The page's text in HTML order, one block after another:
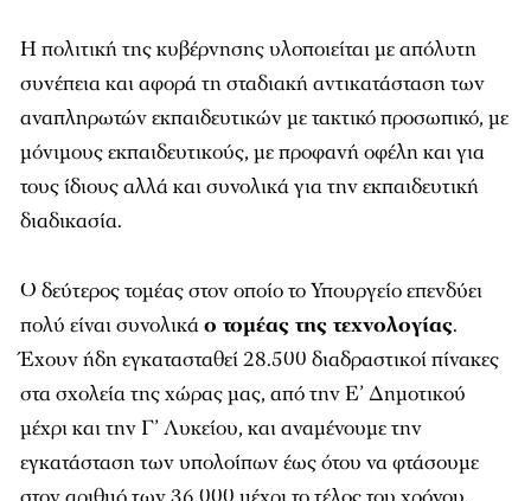
Η πολιτική της κυβέρνησης υλοποιείται με απόλυτη
συνέπεια και αφορά τη σταδιακή αντικατάσταση των
αναπληρωτών εκπαιδευτικών με τακτικό προσωπικό, με
μόνιμους εκπαιδευτικούς, με προφανή οφέλη και για
τους ίδιους αλλά και συνολικά για την εκπαιδευτική
διαδικασία.
Ο δεύτερος τομέας στον οποίο το Υπουργείο επενδύει
πολύ είναι συνολικάο τομέας της τεχνολογίας.
Έχουν ήδη εγκατασταθεί 28.500 διαδραστικοί πίνακες
στα σχολεία της χώρας μας, από την Ε’ Δημοτικού
μέχρι και την Γ’ Λυκείου, και αναμένουμε την
εγκατάσταση των υπολοίπων έως ότου να φτάσουμε